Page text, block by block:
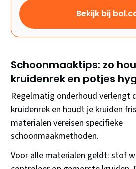
Bekijk bij
Schoonmaaktips: zo
kruidenrek en potjes
Regelmatig onderhoud verlengt
kruidenrek en houdt je kruiden
materialen vereisen specifieke
schoonmaakmethoden.
Voor alle materialen geldt: stof